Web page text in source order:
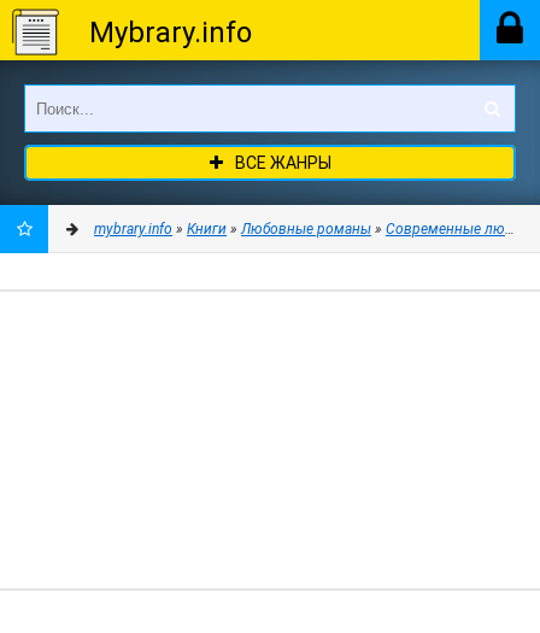
Mybrary.info
ВСЕ ЖАНРЫ
mybrary.info » Книги »Любовные романы » Современные